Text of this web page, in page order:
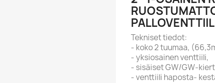
Tekniset tiedot:
- koko 2 tuumaa,
- yksiosainen venttiili,
- sisäiset GW/GW-
- venttiili haposta-